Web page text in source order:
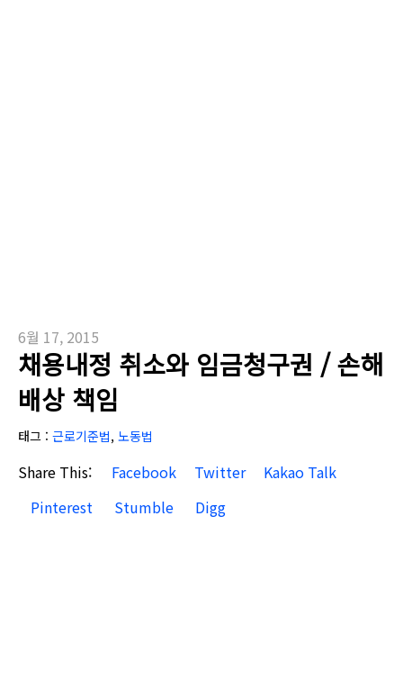
6월 17, 2015
채용내정 취소와 임금청구권 / 손해
배상 책임
태그 : 근로기준법, 노동법
Share This: Facebook Twitter
Kakao Talk
Pinterest
Stumble Digg